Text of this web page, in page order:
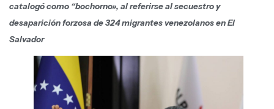
catalogó como “bochorno», al referirse al secuestro y
desaparición forzosa de 324 migrantes venezolanos en El
Salvador